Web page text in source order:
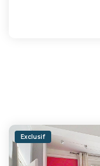
Exclusif